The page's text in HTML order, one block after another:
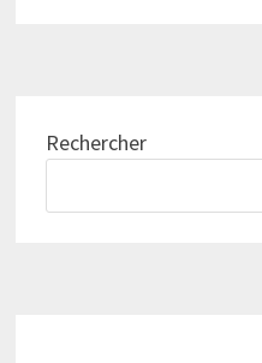
Rechercher